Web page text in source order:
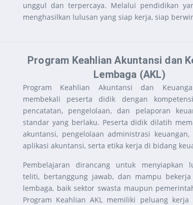
unggul dan terpercaya. Melalui pendidikan
menghasilkan lulusan yang siap kerja, siap
Program Keahlian Akuntansi dan
Lembaga (AKL)
Program Keahlian Akuntansi dan
membekali peserta didik dengan
pencatatan, pengelolaan, dan pelaporan
standar yang berlaku. Peserta didik dilatih
akuntansi, pengelolaan administrasi keuangan,
aplikasi akuntansi, serta etika kerja di bidang
Pembelajaran dirancang untuk menyiapkan
teliti, bertanggung jawab, dan mampu
lembaga, baik sektor swasta maupun
Program Keahlian AKL memiliki peluang kerja